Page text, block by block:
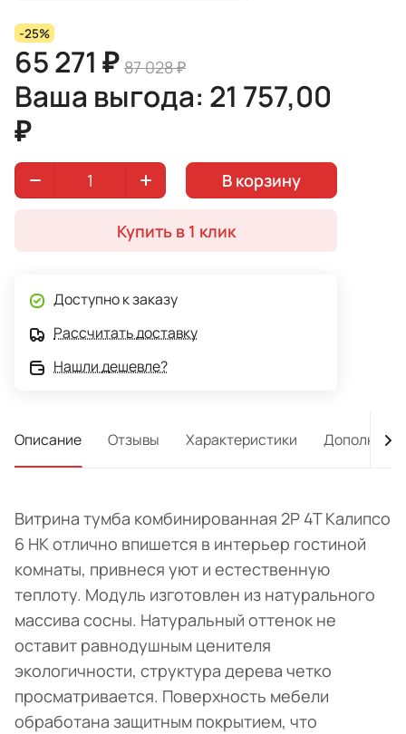
выдвижными ящиками, двумя дверцами со стеклом,
полками и нишей. Тумба предназначена для
размещения различных элементов декора, посуды и
сервизов. Комплектация: фурнитура, ручки "грибок".
-25%
65 271 ₽ 87 028 ₽
Ваша выгода: 21 757,00
₽
В корзину
Купить в 1 клик
Доступно к заказу
Рассчитать доставку
Нашли дешевле?
Описание Отзывы Характеристики
Витрина тумба комбинированная 2Р 4Т Калипсо
6 НК отлично впишется в интерьер гостиной
комнаты, привнеся уют и естественную
теплоту. Модуль изготовлен из натурального
массива сосны. Натуральный оттенок не
оставит равнодушным ценителя
экологичности, структура дерева четко
просматривается. Поверхность мебели
обработана защитным покрытием, что